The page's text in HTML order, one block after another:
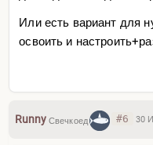
Или есть вариант для
освоить и
RunnyСвечкоед #6 30